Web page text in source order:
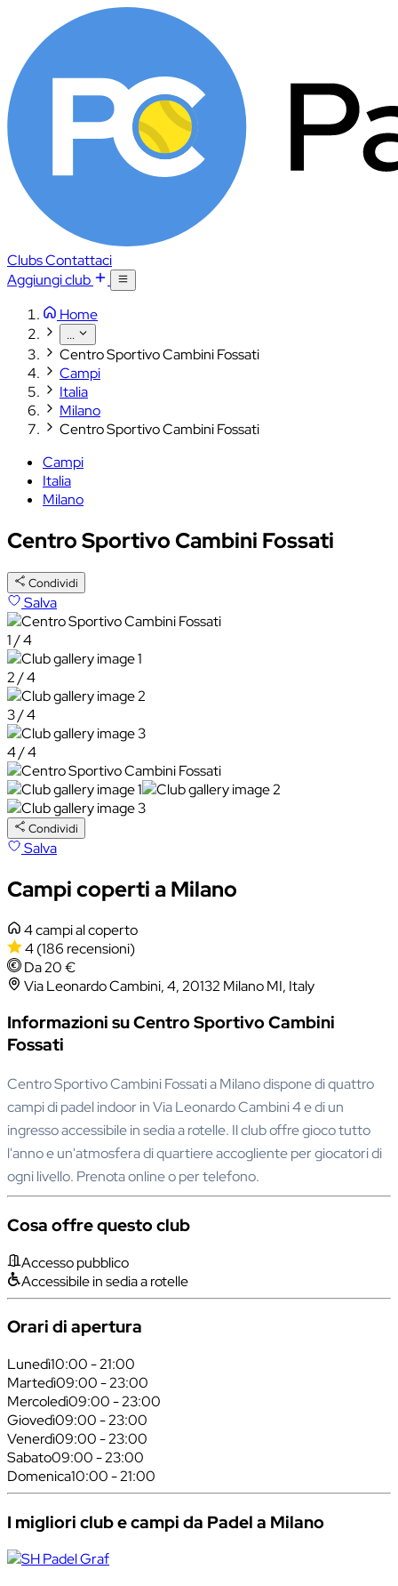
ClubsContattaci
Aggiungi club
Home
...
Centro Sportivo Cambini Fossati
Campi
Italia
Milano
Centro Sportivo Cambini Fossati
Campi
Italia
Milano
Centro Sportivo Cambini Fossati
Condividi
Salva
1 / 4
2 / 4
3 / 4
4 / 4
Condividi
Salva
Campi coperti a Milano
4 campi al coperto
4(186 recensioni)
Da 20 €
Via Leonardo Cambini, 4, 20132 Milano MI, Italy
Informazioni su Centro Sportivo Cambini
Fossati
Centro Sportivo Cambini Fossati a Milano dispone di quattro
campi di padel indoor in Via Leonardo Cambini 4 e di un
ingresso accessibile in sedia a rotelle. Il club offre gioco tutto
l'anno e un'atmosfera di quartiere accogliente per giocatori di
ogni livello. Prenota online o per telefono.
Cosa offre questo club
Accesso pubblico
Accessibile in sedia a rotelle
Orari di apertura
Lunedì10:00 - 21:00
Martedì09:00 - 23:00
Mercoledì09:00 - 23:00
Giovedì09:00 - 23:00
Venerdì09:00 - 23:00
Sabato09:00 - 23:00
Domenica10:00 - 21:00
I migliori club e campi da Padel a Milano